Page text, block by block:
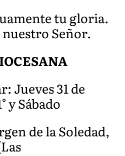
tu gloria.
Señor.
Jueves 31 de
y Sábado
de la Soledad,